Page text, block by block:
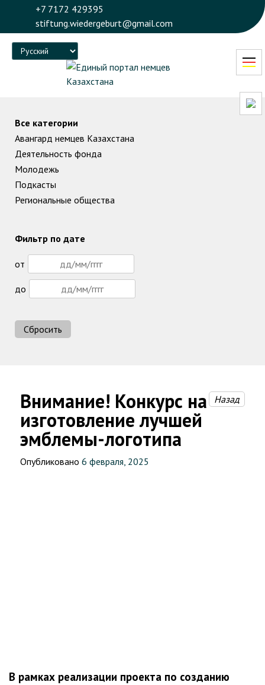
+7 7172 429395
stiftung.wiedergeburt@gmail.com
Language
Внимание! Конкурс на
изготовление лучшей
эмблемы-логотипа
Назад
Опубликовано6 февраля, 2025
В рамках реализации проекта по созданию
Все категории
Авангард немцев Казахстана
Деятельность фонда
Молодежь
Подкасты
Региональные общества
Фильтр по дате
от
до
Сбросить